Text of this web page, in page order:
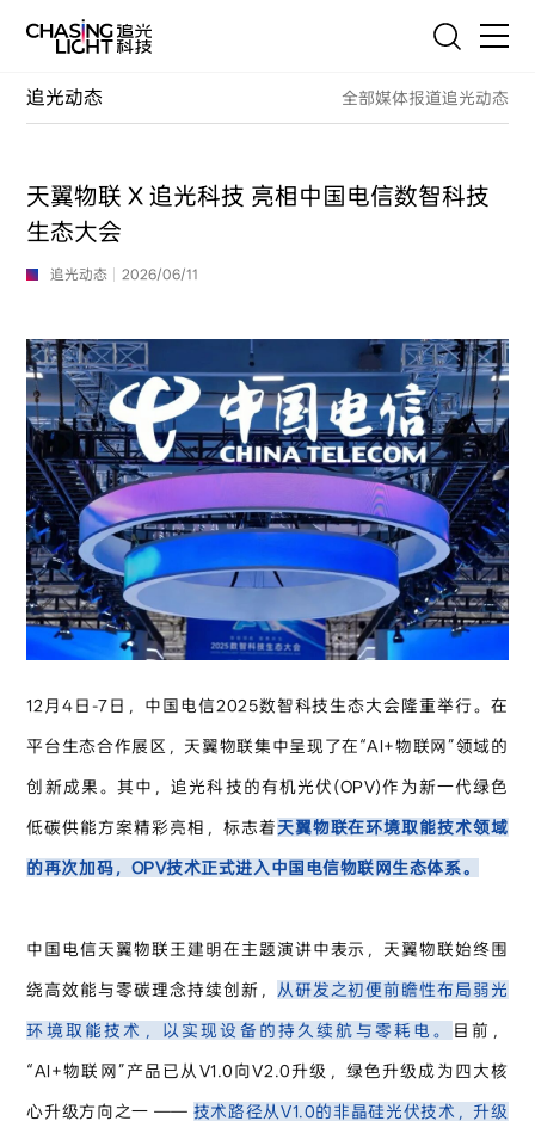
首页
技术
服务
客户案例
追光故事
新闻与联系
EN
追光动态 全部媒体报道追光动态
天翼物联 X 追光科技 亮相中国电信数智科技
生态大会
追光动态 2026/06/11
12月4日-7日，中国电信2025数智科技生态大会隆重举行。在
平台生态合作展区，天翼物联集中呈现了在“AI+物联网”领域的
创新成果。其中，追光科技的有机光伏(OPV)作为新一代绿色
低碳供能方案精彩亮相，标志着天翼物联在环境取能技术领域
的再次加码，OPV技术正式进入中国电信物联网生态体系。
中国电信天翼物联王建明在主题演讲中表示，天翼物联始终围
绕高效能与零碳理念持续创新， 从研发之初便前瞻性布局弱光
环境取能技术，以实现设备的持久续航与零耗电。 目前，
“AI+物联网”产品已从V1.0向V2.0升级，绿色升级成为四大核
心升级方向之一 —— 技术路径从V1.0的非晶硅光伏技术，升级